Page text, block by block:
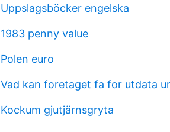
Uppslagsböcker engelska
1983 penny value
Polen euro
Vad kan foretaget fa for utdata
Kockum gjutjärnsgryta